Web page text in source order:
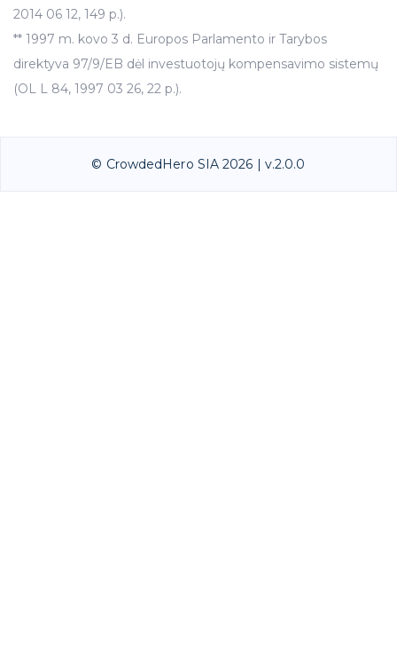
2014 06 12, 149 p.).
** 1997 m. kovo 3 d. Europos Parlamento ir Tarybos
direktyva 97/9/EB dėl investuotojų kompensavimo sistemų
(OL L 84, 1997 03 26, 22 p.).
© CrowdedHero SIA 2026 | v.2.0.0